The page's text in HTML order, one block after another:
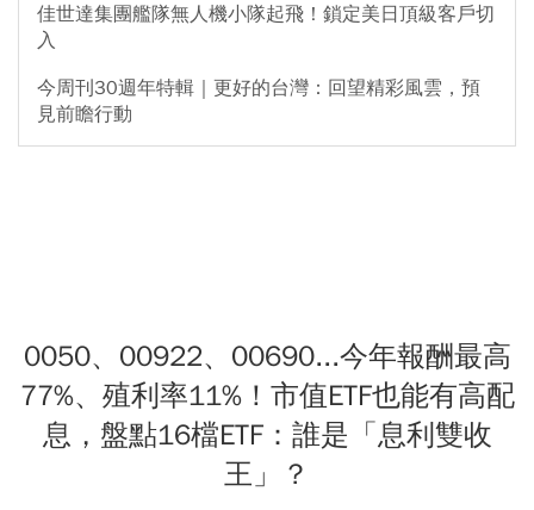
佳世達集團艦隊無人機小隊起飛！鎖定美日頂級客戶切
入
今周刊30週年特輯｜更好的台灣：回望精彩風雲，預
見前瞻行動
0050、00922、00690...今年報酬最高
77%、殖利率11%！市值ETF也能有高配
息，盤點16檔ETF：誰是「息利雙收
王」？